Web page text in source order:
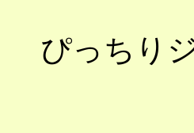
ぴっちり